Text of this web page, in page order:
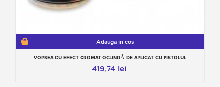
Adauga in cos
VOPSEA CU EFECT CROMAT-OGLINDĂ DE APLICAT CU PISTOLUL
419,74 lei